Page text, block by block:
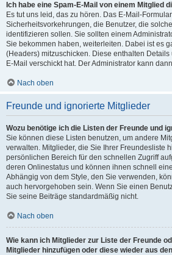
Ich habe eine Spam-E-Mail von einem Mitglied
Es tut uns leid, das zu hören. Das E-Mail-
Sicherheitsvorkehrungen, die Benutzer, die
identifizieren sollen. Sie sollten einem
Sie bekommen haben, weiterleiten. Dabei ist es
(Headers) mitzuschicken. Diese enthalten Details
E-Mail verschickt hat. Der Administrator kann
Nach oben
Freunde und ignorierte Mitglieder
Wozu benötige ich die Listen der Freunde und
Sie können diese Listen benutzen, um andere
verwalten. Mitglieder, die Sie Ihrer Freundesliste
persönlichen Bereich für den schnellen Zugriff
deren Onlinestatus und können ihnen schnell
Abhängig von dem Style, den Sie verwenden,
auch hervorgehoben sein. Wenn Sie einen
Sie seine Beiträge standardmäßig nicht.
Nach oben
Wie kann ich Mitglieder zur Liste der Freunde
Mitglieder hinzufügen oder diese wieder aus